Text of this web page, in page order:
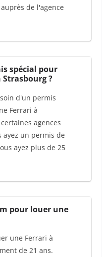
de l'agence
spécial pour
?
d'un permis
Ferrari à
agences
ayez un permis de
ayez plus de 25
pour louer une
une Ferrari à
de 21 ans.